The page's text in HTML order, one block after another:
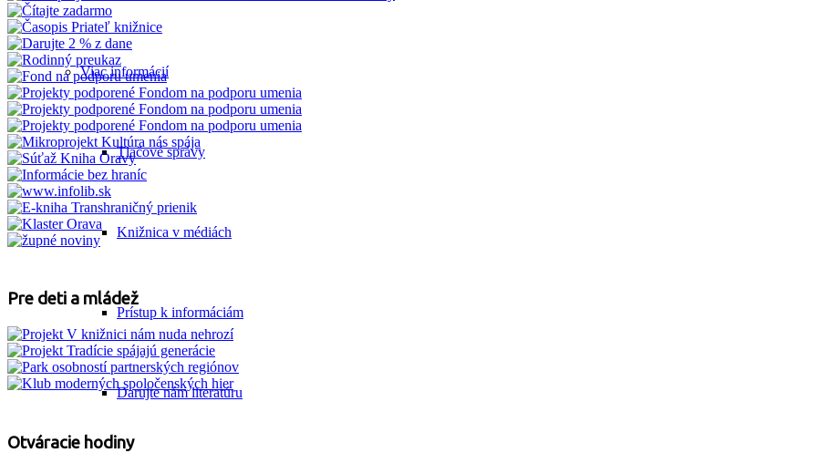
Viac informácií
Tlačové správy
Knižnica v médiách
Prístup k informáciám
Darujte nám literatúru
Pre deti a mládež
Otváracie hodiny